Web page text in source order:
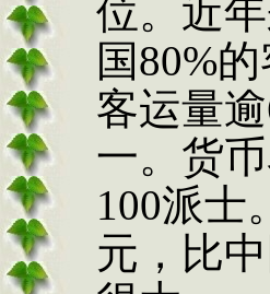
位。近
国80%
客运量
一。货
100派士。
元，比